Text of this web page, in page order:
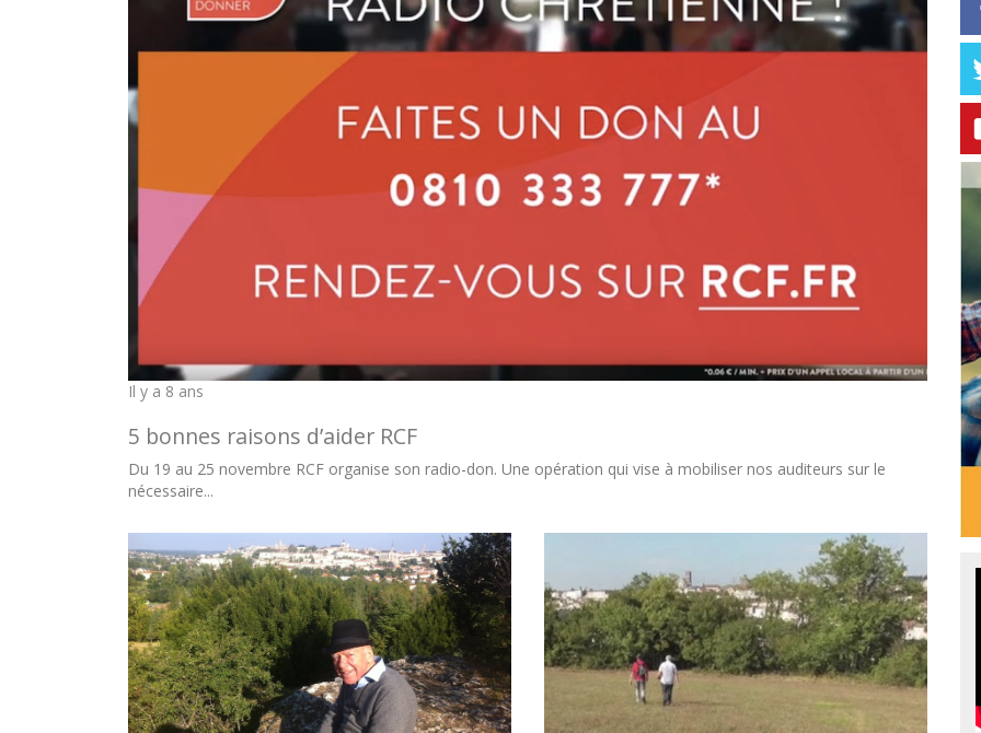
Il y a 8 ans
5 bonnes raisons d’aider RCF
Du 19 au 25 novembre RCF organise son radio-don. Une opération qui vise à mobiliser nos auditeurs sur le
nécessaire...